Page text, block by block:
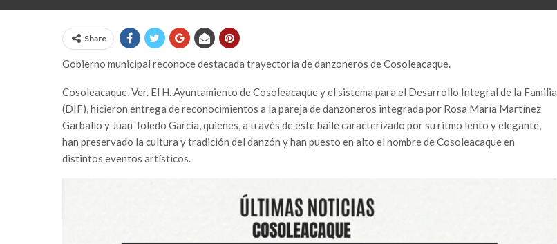
Share
Gobierno municipal reconoce destacada trayectoria de danzoneros de Cosoleacaque.
Cosoleacaque, Ver. El H. Ayuntamiento de Cosoleacaque y el sistema para el Desarrollo Integral de la Familia
(DIF), hicieron entrega de reconocimientos a la pareja de danzoneros integrada por Rosa María Martínez
Garballo y Juan Toledo García, quienes, a través de este baile caracterizado por su ritmo lento y elegante,
han preservado la cultura y tradición del danzón y han puesto en alto el nombre de Cosoleacaque en
distintos eventos artísticos.